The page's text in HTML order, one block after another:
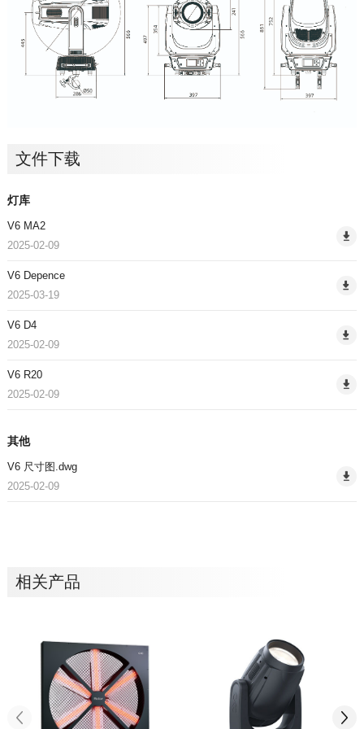
文件下载
灯库
V6 MA2
2025-02-09
V6 Depence
2025-03-19
V6 D4
2025-02-09
V6 R20
2025-02-09
其他
V6 尺寸图.dwg
2025-02-09
相关产品